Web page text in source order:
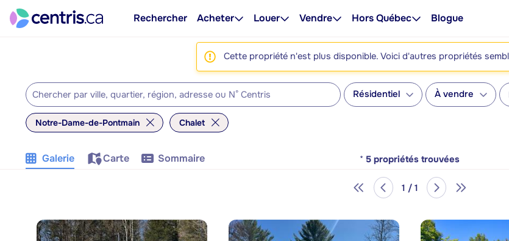
Rechercher Acheter Louer Vendre Hors Québec Blogue
Cette propriété n'est plus disponible. Voici d'autres propriétés
Résidentiel À vendre
Notre-Dame-de-Pontmain Chalet
Galerie Carte Sommaire * 5 propriétés trouvées
1 / 1